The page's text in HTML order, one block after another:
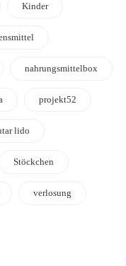
Kinder
nahrungsmittelbox
projekt52
lido
Stöckchen
verlosung